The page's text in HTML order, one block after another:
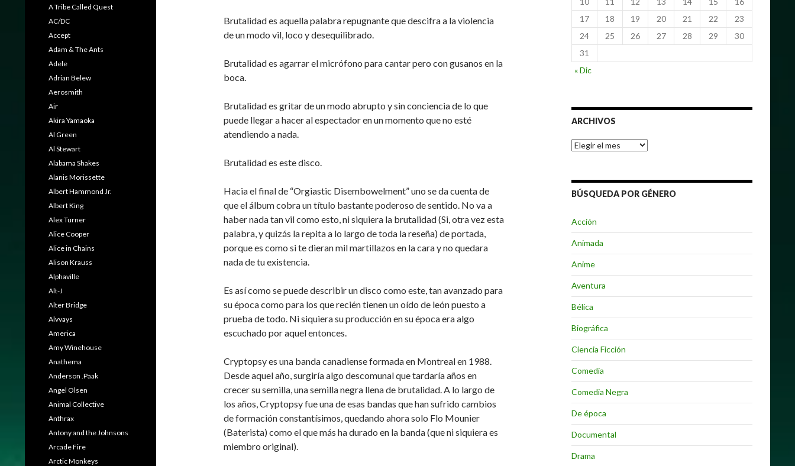
Brutalidad es aquella palabra repugnante que descifra a la violencia
de un modo vil, loco y desequilibrado.
Brutalidad es agarrar el micrófono para cantar pero con gusanos en la
boca.
Brutalidad es gritar de un modo abrupto y sin conciencia de lo que
puede llegar a hacer al espectador en un momento que no esté
atendiendo a nada.
Brutalidad es este disco.
Hacia el final de “Orgiastic Disembowelment” uno se da cuenta de
que el álbum cobra un título bastante poderoso de sentido. No va a
haber nada tan vil como esto, ni siquiera la brutalidad (Si, otra vez esta
palabra, y quizás la repita a lo largo de toda la reseña) de portada,
porque es como si te dieran mil martillazos en la cara y no quedara
nada de tu existencia.
Es así como se puede describir un disco como este, tan avanzado para
su época como para los que recién tienen un oído de león puesto a
prueba de todo. Ni siquiera su producción en su época era algo
escuchado por aquel entonces.
Cryptopsy es una banda canadiense formada en Montreal en 1988.
Desde aquel año, surgiría algo descomunal que tardaría años en
crecer su semilla, una semilla negra llena de brutalidad. A lo largo de
los años, Cryptopsy fue una de esas bandas que han sufrido cambios
de formación constantísimos, quedando ahora solo Flo Mounier
(Baterista) como el que más ha durado en la banda (que ni siquiera es
miembro original).
17
18 19 20 21 22
23
24
25 26 27 28 29
30
31
« Dic
ARCHIVOS
Archivos
BÚSQUEDA POR GÉNERO
Acción
Animada
Anime
Aventura
Bélica
Biográfica
Ciencia Ficción
Comedia
Comedia Negra
De época
Documental
Drama
A Tribe Called Quest
AC/DC
Accept
Adam & The Ants
Adele
Adrian Belew
Aerosmith
Air
Akira Yamaoka
Al Green
Al Stewart
Alabama Shakes
Alanis Morissette
Albert Hammond Jr.
Albert King
Alex Turner
Alice Cooper
Alice in Chains
Alison Krauss
Alphaville
Alt-J
Alter Bridge
Alvvays
America
Amy Winehouse
Anathema
Anderson .Paak
Angel Olsen
Animal Collective
Anthrax
Antony and the Johnsons
Arcade Fire
Arctic Monkeys